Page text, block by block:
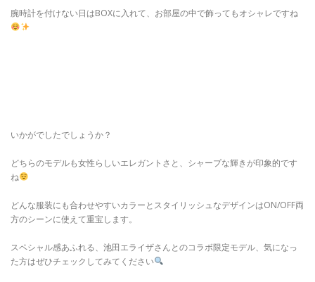
腕時計を付けない日はBOXに入れて、お部屋の中で飾ってもオシャレですね
いかがでしたでしょうか？
どちらのモデルも女性らしいエレガントさと、シャープな輝きが印象的です
ね
どんな服装にも合わせやすいカラーとスタイリッシュなデザインはON/OFF両
方のシーンに使えて重宝します。
スペシャル感あふれる、池田エライザさんとのコラボ限定モデル、気になっ
た方はぜひチェックしてみてください